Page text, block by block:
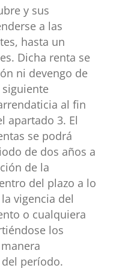
y sus
a las
hasta un
Dicha renta se
ni devengo de
al fin
apartado 3. El
se podrá
de dos años a
de la
del plazo a lo
vigencia del
o cualquiera
los
período.